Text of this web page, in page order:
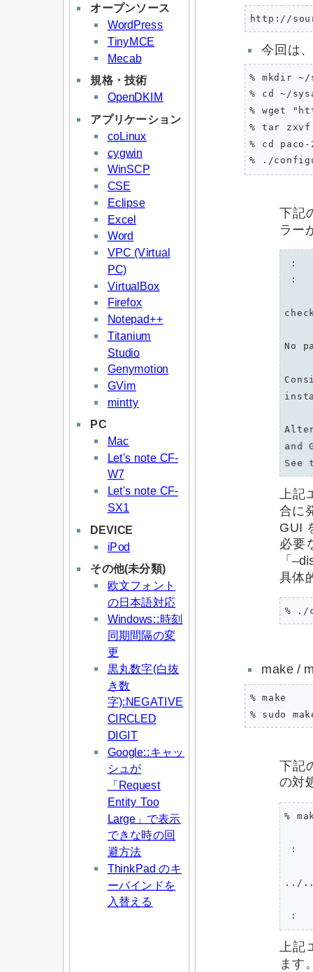
オープンソース
WordPress
TinyMCE
Mecab
規格・技術
OpenDKIM
アプリケーション
coLinux
cygwin
WinSCP
CSE
Eclipse
Excel
Word
VPC (Virtual
PC)
VirtualBox
Firefox
Notepad++
Titanium
Studio
Genymotion
GVim
mintty
PC
Mac
Let's note CF-
W7
Let's note CF-
SX1
DEVICE
iPod
その他(未分類)
欧文フォント
の日本語対応
Windows::時刻
同期間隔の変
更
黒丸数字(白抜
き数
字):NEGATIVE
CIRCLED
DIGIT
Google::キャッ
シュが
「Request
Entity Too
Large」で表示
できな時の回
避方法
ThinkPad のキ
ーバインドを
入替える
今回は
% mkdir ~/
% cd ~/
% wget
% tar
% cd
下記
ラー
:
:
No
and
上
合に
GUI
必要
「
具体
make /
% make
下記
の対
%
:
../../
上記
ます